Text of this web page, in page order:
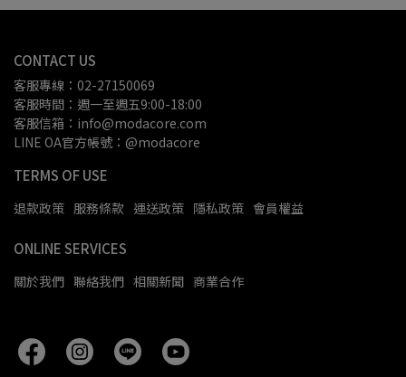
CONTACT US
客服專線：02-27150069
客服時間：週一至週五9:00-18:00
客服信箱：info@modacore.com
LINE OA官方帳號：@modacore
TERMS OF USE
退款政策 服務條款 運送政策 隱私政策 會員權益
ONLINE SERVICES
關於我們 聯絡我們 相關新聞 商業合作